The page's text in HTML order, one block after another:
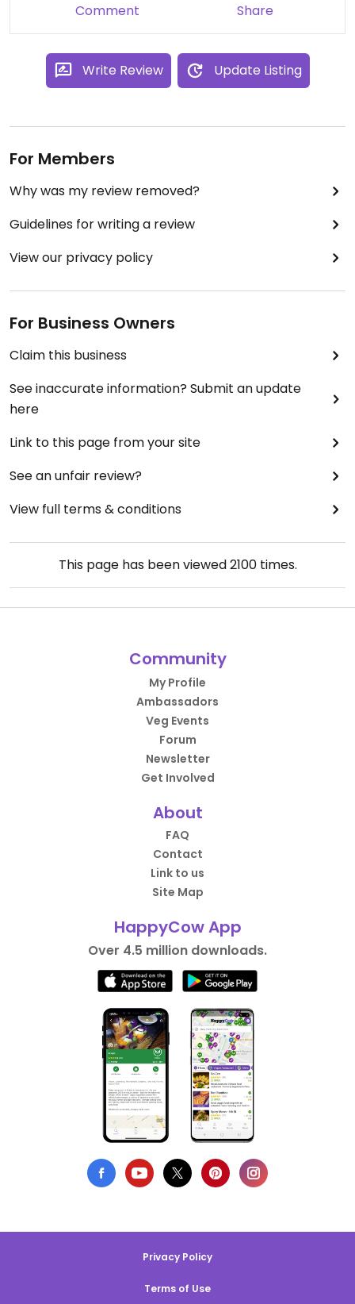
Comment Share
Write Review Update Listing
For Members
Why was my review removed?
Guidelines for writing a review
View our privacy policy
For Business Owners
Claim this business
See inaccurate information? Submit an update
here
Link to this page from your site
See an unfair review?
View full terms & conditions
This page has been viewed2100times.
Community
My Profile
Ambassadors
Veg Events
Forum
Newsletter
Get Involved
About
FAQ
Contact
Link to us
Site Map
HappyCow App
Over 4.5 million downloads.
Privacy Policy
Terms of Use